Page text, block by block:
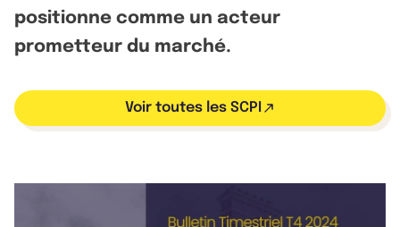
positionne comme un acteur
prometteur du marché.
Voir toutes les SCPI